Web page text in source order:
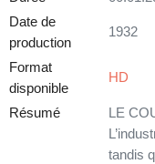
Date de
production
1932
Format
disponible
HD
Résumé
LE
tandis